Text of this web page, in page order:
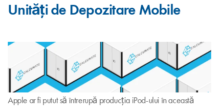
Unități de Depozitare Mobile
Apple ar fi putut să întrerupă producția iPod-ului în această